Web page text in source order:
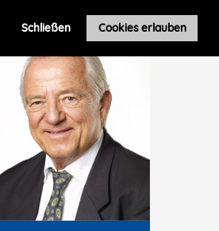
Schließen Cookies erlauben
Roland Leuschel